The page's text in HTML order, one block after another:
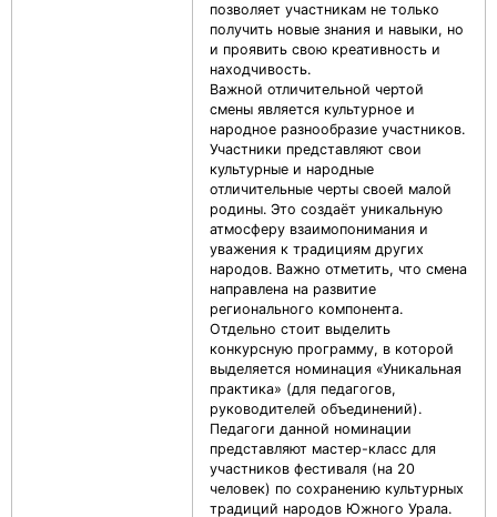
позволяет участникам не только
получить новые знания и навыки, но
и проявить свою креативность и
находчивость.
Важной отличительной чертой
смены является культурное и
народное разнообразие участников.
Участники представляют свои
культурные и народные
отличительные черты своей малой
родины. Это создаёт уникальную
атмосферу взаимопонимания и
уважения к традициям других
народов. Важно отметить, что смена
направлена на развитие
регионального компонента.
Отдельно стоит выделить
конкурсную программу, в которой
выделяется номинация «Уникальная
практика» (для педагогов,
руководителей объединений).
Педагоги данной номинации
представляют мастер-класс для
участников фестиваля (на 20
человек) по сохранению культурных
традиций народов Южного Урала.